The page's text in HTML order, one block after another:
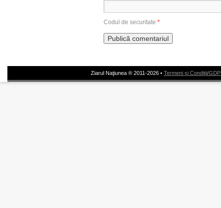
Codul de securitate *
Ziarul Naţiunea ® 2011-2026 • Termeni şi Condiţii/